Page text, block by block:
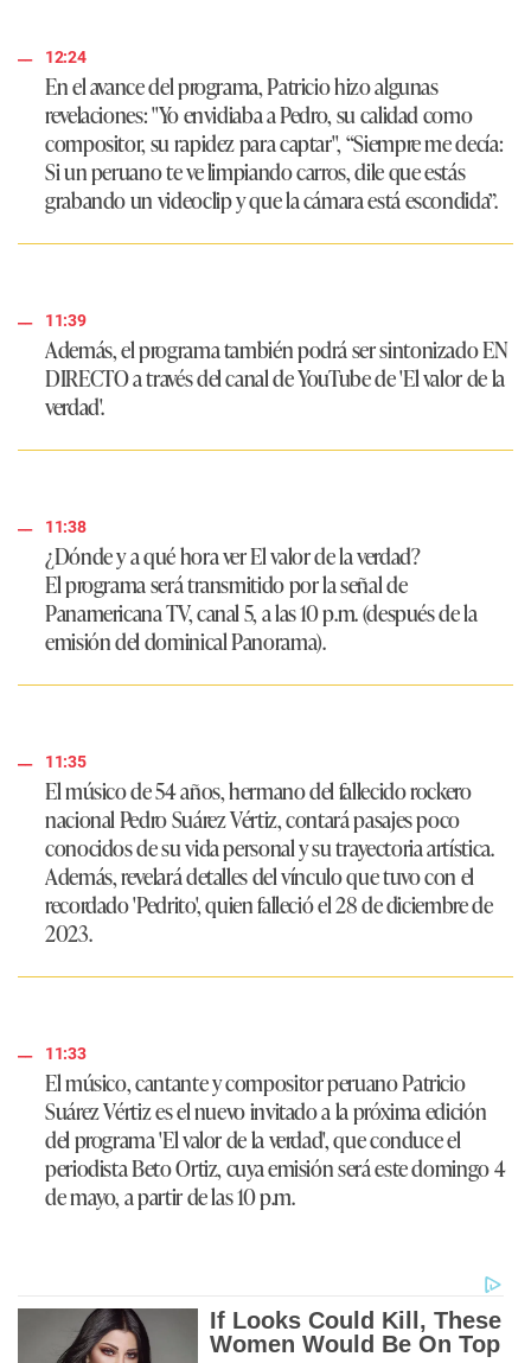
12:24
En el avance del programa, Patricio hizo algunas
revelaciones:"Yo envidiaba a Pedro, su calidad como
compositor, su rapidez para captar",“Siempre me decía:
Si un peruano te ve limpiando carros, dile que estás
grabando un videoclip y que la cámara está escondida”.
11:39
Además, el programa también podrá ser sintonizado EN
DIRECTO a través del canal deYouTubede 'El valor de la
verdad'.
11:38
¿Dónde y a qué hora ver El valor de la verdad?
El programa será transmitido por la señal de
Panamericana TV, canal 5, a las 10 p.m. (después de la
emisión del dominical Panorama).
11:35
El músico de 54 años, hermano del fallecido rockero
nacionalPedro Suárez Vértiz,contará pasajes poco
conocidos de su vida personal y su trayectoria artística.
Además, revelará detalles del vínculo que tuvo con el
recordado 'Pedrito', quien falleció el 28 de diciembre de
2023.
11:33
El músico, cantante y compositor peruanoPatricio
Suárez Vértizes el nuevo invitado a la próxima edición
del programa 'El valor de la verdad', que conduce el
periodistaBeto Ortiz, cuya emisión será este domingo 4
de mayo, a partir de las 10 p.m.